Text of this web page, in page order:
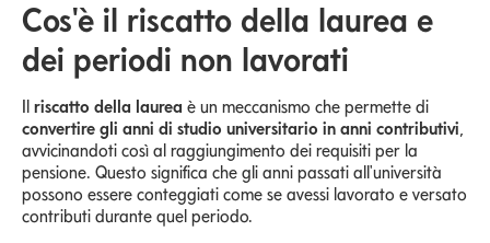
Cos'è il riscatto della laurea e
dei periodi non lavorati
Il riscatto della laurea è un meccanismo che permette di
convertire gli anni di studio universitario in anni contributivi
avvicinandoti così al raggiungimento dei requisiti per la
pensione. Questo significa che gli anni passati all'università
possono essere conteggiati come se avessi lavorato e versato
contributi durante quel periodo.